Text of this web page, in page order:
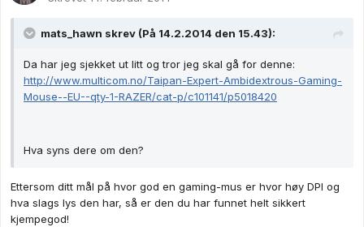
mats_hawn skrev (På 14.2.2014 den 15.43):
Da har jeg sjekket ut litt og tror jeg skal gå for denne:
http://www.multicom.no/Taipan-Expert-Ambidextrous-Gaming-
Mouse--EU--qty-1-RAZER/cat-p/c101141/p5018420
Hva syns dere om den?
Ettersom ditt mål på hvor god en gaming-mus er hvor høy DPI og
hva slags lys den har, så er den du har funnet helt sikkert
kjempegod!